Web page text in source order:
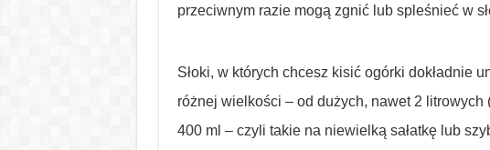
przeciwnym razie mogą zgnić lub spleśnieć w
Słoki, w których chcesz kisić ogórki dokładnie
różnej wielkości – od dużych, nawet 2 litrowych
400 ml – czyli takie na niewielką sałatkę lub